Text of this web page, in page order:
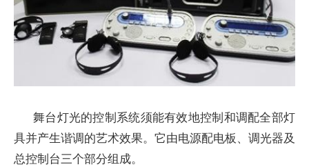
舞台灯光的控制系统须能有效地控制和调配全部灯
具并产生谐调的艺术效果。它由电源配电板、调光器及
总控制台三个部分组成。